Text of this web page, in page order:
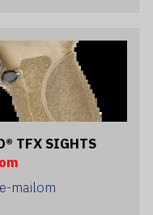
TFX SIGHTS
mailom